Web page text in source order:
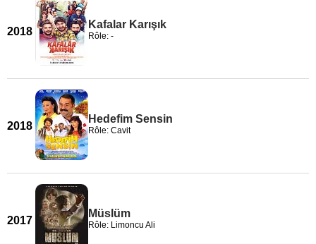
2018
Kafalar Karışık
Rôle: -
2018
Hedefim Sensin
Rôle: Cavit
2017
Müslüm
Rôle: Limoncu Ali